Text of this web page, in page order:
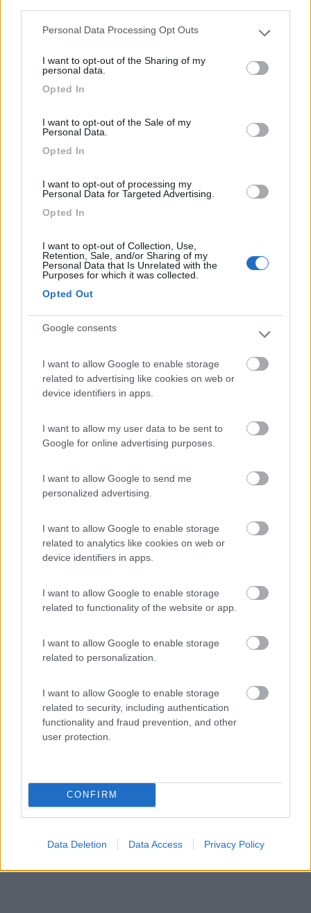
Please note that this website/app uses one or more Google
not limited to your visit or usage behaviour. You may click to
grant or deny consent to Google and its third-party tags to
use your data for below specified purposes in below Google
Personal Data Processing Opt Outs
I want to opt-out of the Sharing of my
personal data.
Opted In
I want to opt-out of the Sale of my
Personal Data.
Opted In
I want to opt-out of processing my
Personal Data for Targeted Advertising.
Opted In
I want to opt-out of Collection, Use,
Retention, Sale, and/or Sharing of my
Personal Data that Is Unrelated with the
Purposes for which it was collected.
Opted Out
Google consents
I want to allow Google to enable storage
related to advertising like cookies on web or
device identifiers in apps.
I want to allow my user data to be sent to
Google for online advertising purposes.
I want to allow Google to send me
personalized advertising.
I want to allow Google to enable storage
related to analytics like cookies on web or
device identifiers in apps.
I want to allow Google to enable storage
related to functionality of the website or app.
I want to allow Google to enable storage
related to personalization.
I want to allow Google to enable storage
related to security, including authentication
functionality and fraud prevention, and other
user protection.
CONFIRM
Data Deletion Data Access Privacy Policy
A pochi metri dalla spiaggia e dalla pista ciclabile, par...
Viale Cristoforo Colombo
Area di sosta (AA)
Area Porto Recanati
7,4 57
Viale Ludovico Scarfiotti - Loc. Scossicci
Area di sosta (PS)
10 2
Servizi / Posizione